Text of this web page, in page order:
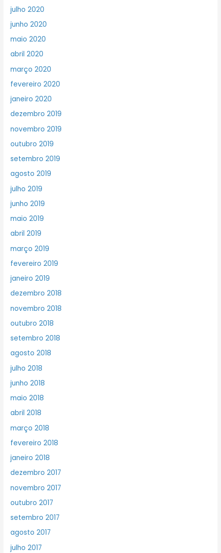
julho 2020
junho 2020
maio 2020
abril 2020
março 2020
fevereiro 2020
janeiro 2020
dezembro 2019
novembro 2019
outubro 2019
setembro 2019
agosto 2019
julho 2019
junho 2019
maio 2019
abril 2019
março 2019
fevereiro 2019
janeiro 2019
dezembro 2018
novembro 2018
outubro 2018
setembro 2018
agosto 2018
julho 2018
junho 2018
maio 2018
abril 2018
março 2018
fevereiro 2018
janeiro 2018
dezembro 2017
novembro 2017
outubro 2017
setembro 2017
agosto 2017
julho 2017